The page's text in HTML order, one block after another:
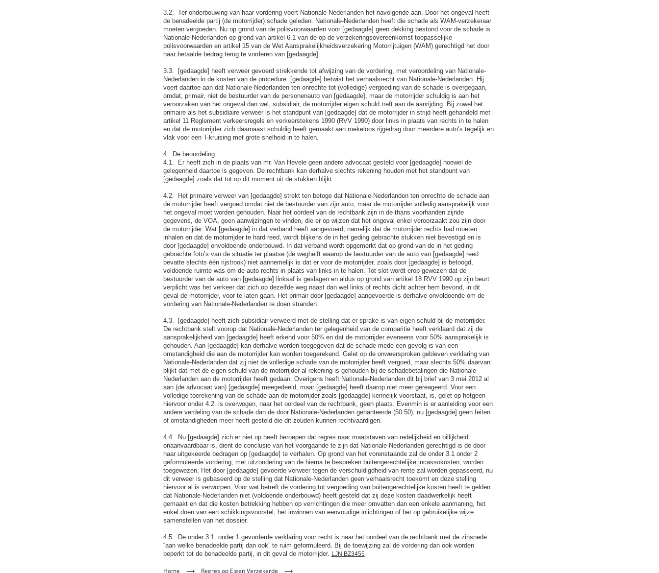
3.2. Ter onderbouwing van haar vordering voert Nationale-Nederlanden het navolgende aan. Door het ongeval heeft
de benadeelde partij (de motorrijder) schade geleden. Nationale-Nederlanden heeft die schade als WAM-verzekeraar
moeten vergoeden. Nu op grond van de polisvoorwaarden voor [gedaagde] geen dekking bestond voor de schade is
Nationale-Nederlanden op grond van artikel 6.1 van de op de verzekeringsovereenkomst toepasselijke
polisvoorwaarden en artikel 15 van de Wet Aansprakelijkheidsverzekering Motorrijtuigen (WAM) gerechtigd het door
haar betaalde bedrag terug te vorderen van [gedaagde].
3.3. [gedaagde] heeft verweer gevoerd strekkende tot afwijzing van de vordering, met veroordeling van Nationale-
Nederlanden in de kosten van de procedure. [gedaagde] betwist het verhaalsrecht van Nationale-Nederlanden. Hij
voert daartoe aan dat Nationale-Nederlanden ten onrechte tot (volledige) vergoeding van de schade is overgegaan,
omdat, primair, niet de bestuurder van de personenauto van [gedaagde], maar de motorrijder schuldig is aan het
veroorzaken van het ongeval dan wel, subsidiair, de motorrijder eigen schuld treft aan de aanrijding. Bij zowel het
primaire als het subsidiaire verweer is het standpunt van [gedaagde] dat de motorrijder in strijd heeft gehandeld met
artikel 11 Reglement verkeersregels en verkeerstekens 1990 (RVV 1990) door links in plaats van rechts in te halen
en dat de motorrijder zich daarnaast schuldig heeft gemaakt aan roekeloos rijgedrag door meerdere auto’s tegelijk en
vlak voor een T-kruising met grote snelheid in te halen.
4. De beoordeling
4.1. Er heeft zich in de plaats van mr. Van Hevele geen andere advocaat gesteld voor [gedaagde] hoewel de
gelegenheid daartoe is gegeven. De rechtbank kan derhalve slechts rekening houden met het standpunt van
[gedaagde] zoals dat tot op dit moment uit de stukken blijkt.
4.2. Het primaire verweer van [gedaagde] strekt ten betoge dat Nationale-Nederlanden ten onrechte de schade aan
de motorrijder heeft vergoed omdat niet de bestuurder van zijn auto, maar de motorrijder volledig aansprakelijk voor
het ongeval moet worden gehouden. Naar het oordeel van de rechtbank zijn in de thans voorhanden zijnde
gegevens, de VOA, geen aanwijzingen te vinden, die er op wijzen dat het ongeval enkel veroorzaakt zou zijn door
de motorrijder. Wat [gedaagde] in dat verband heeft aangevoerd, namelijk dat de motorrijder rechts had moeten
inhalen en dat de motorrijder te hard reed, wordt blijkens de in het geding gebrachte stukken niet bevestigd en is
door [gedaagde] onvoldoende onderbouwd. In dat verband wordt opgemerkt dat op grond van de in het geding
gebrachte foto’s van de situatie ter plaatse (de weghelft waarop de bestuurder van de auto van [gedaagde] reed
bevatte slechts één rijstrook) niet aannemelijk is dat er voor de motorrijder, zoals door [gedaagde] is betoogd,
voldoende ruimte was om de auto rechts in plaats van links in te halen. Tot slot wordt erop gewezen dat de
bestuurder van de auto van [gedaagde] linksaf is geslagen en aldus op grond van artikel 18 RVV 1990 op zijn beurt
verplicht was het verkeer dat zich op dezelfde weg naast dan wel links of rechts dicht achter hem bevond, in dit
geval de motorrijder, voor te laten gaan. Het primair door [gedaagde] aangevoerde is derhalve onvoldoende om de
vordering van Nationale-Nederlanden te doen stranden.
4.3. [gedaagde] heeft zich subsidiair verweerd met de stelling dat er sprake is van eigen schuld bij de motorrijder.
De rechtbank stelt voorop dat Nationale-Nederlanden ter gelegenheid van de comparitie heeft verklaard dat zij de
aansprakelijkheid van [gedaagde] heeft erkend voor 50% en dat de motorrijder eveneens voor 50% aansprakelijk is
gehouden. Aan [gedaagde] kan derhalve worden toegegeven dat de schade mede een gevolg is van een
omstandigheid die aan de motorrijder kan worden toegerekend. Gelet op de onweersproken gebleven verklaring van
Nationale-Nederlanden dat zij niet de volledige schade van de motorrijder heeft vergoed, maar slechts 50% daarvan
blijkt dat met de eigen schuld van de motorrijder al rekening is gehouden bij de schadebetalingen die Nationale-
Nederlanden aan de motorrijder heeft gedaan. Overigens heeft Nationale-Nederlanden dit bij brief van 3 mei 2012 al
aan (de advocaat van) [gedaagde] meegedeeld, maar [gedaagde] heeft daarop niet meer gereageerd. Voor een
volledige toerekening van de schade aan de motorrijder zoals [gedaagde] kennelijk voorstaat, is, gelet op hetgeen
hiervoor onder 4.2. is overwogen, naar het oordeel van de rechtbank, geen plaats. Evenmin is er aanleiding voor een
andere verdeling van de schade dan de door Nationale-Nederlanden gehanteerde (50:50), nu [gedaagde] geen feiten
of omstandigheden meer heeft gesteld die dit zouden kunnen rechtvaardigen.
4.4. Nu [gedaagde] zich er niet op heeft beroepen dat regres naar maatstaven van redelijkheid en billijkheid
onaanvaardbaar is, dient de conclusie van het voorgaande te zijn dat Nationale-Nederlanden gerechtigd is de door
haar uitgekeerde bedragen op [gedaagde] te verhalen. Op grond van het vorenstaande zal de onder 3.1 onder 2
geformuleerde vordering, met uitzondering van de hierna te bespreken buitengerechtelijke incassokosten, worden
toegewezen. Het door [gedaagde] gevoerde verweer tegen de verschuldigdheid van rente zal worden gepasseerd, nu
dit verweer is gebaseerd op de stelling dat Nationale-Nederlanden geen verhaalsrecht toekomt en deze stelling
hiervoor al is verworpen. Voor wat betreft de vordering tot vergoeding van buitengerechtelijke kosten heeft te gelden
dat Nationale-Nederlanden niet (voldoende onderbouwd) heeft gesteld dat zij deze kosten daadwerkelijk heeft
gemaakt en dat die kosten betrekking hebben op verrichtingen die meer omvatten dan een enkele aanmaning, het
enkel doen van een schikkingsvoorstel, het inwinnen van eenvoudige inlichtingen of het op gebruikelijke wijze
samenstellen van het dossier.
4.5. De onder 3.1. onder 1 gevorderde verklaring voor recht is naar het oordeel van de rechtbank met de zinsnede
“aan welke benadeelde partij dan ook” te ruim geformuleerd. Bij de toewijzing zal de vordering dan ook worden
beperkt tot de benadeelde partij, in dit geval de motorrijder. LJN BZ3455
Home ⟶ Regres op Eigen Verzekerde ⟶